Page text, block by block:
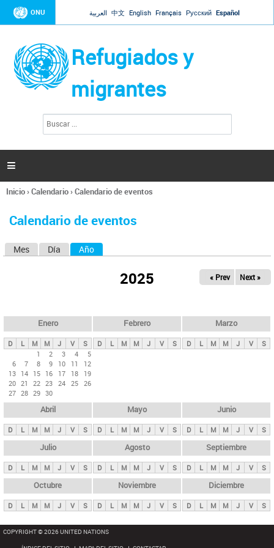
Jump to navigation
ONU العربية 中文 English Français Русский Español
Refugiados y
migrantes
l
d
s

Se
usted
Inicio›Calendario›Calendario de eventos
Calendario de eventos
s
p
n
i
p
a
l
s
Mes Día Año
2025 « Prev Next »
Enero
D L M M J V
S
1
2 3 4
5
6
7 8 9 10 11
12
13 14 15 16 17 18
19
20 21 22 23 24 25 26
27 28 29 30
Febrero
D L M M J V S
Marzo
D L M M J V S
Abril
D L M M J V S
Mayo
D L M M J V S
Junio
D L M M J V S
Julio
D L M M J V S
Agosto
D L M M J V S
Septiembre
D L M M J V S
Octubre
D L M M J V S
Noviembre
D L M M J V S
Diciembre
D L M M J V S
COPYRIGHT © 2026 UNITED NATIONS